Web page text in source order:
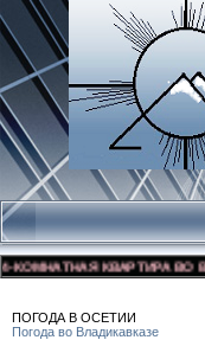
КВАРТИРА ВО
ПОГОДА В ОСЕТИИ
Погода во Владикавказе